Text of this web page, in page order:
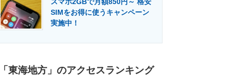
SIMをお得に使うキャンペーン
実施中！
「東海地方」のアクセスランキング